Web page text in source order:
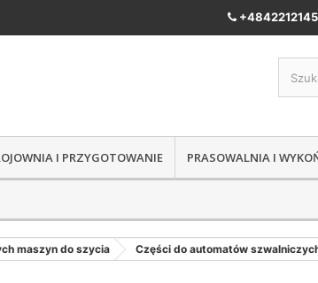
I PRZYGOTOWANIE PRASOWALNIA I
maszyn do szycia Części do automatów